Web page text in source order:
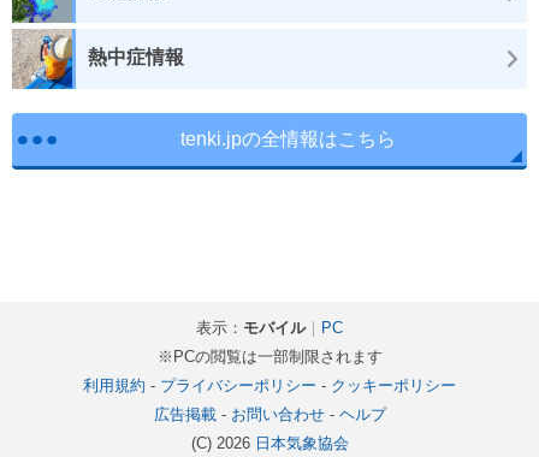
熱中症情報
tenki.jpの全情報はこちら
表示： モバイル｜
PC
※PCの閲覧は一部制限されます
利用規約 - プライバシーポリシー - クッキーポリシー
広告掲載- お問い合わせ- ヘルプ
(C) 2026 日本気象協会